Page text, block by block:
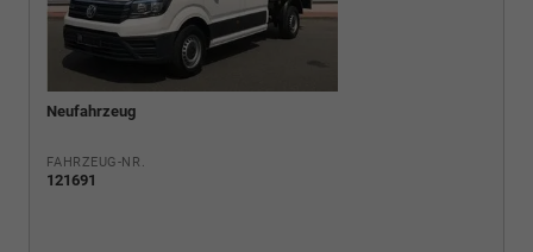
Neufahrzeug
FAHRZEUG-NR.
121691